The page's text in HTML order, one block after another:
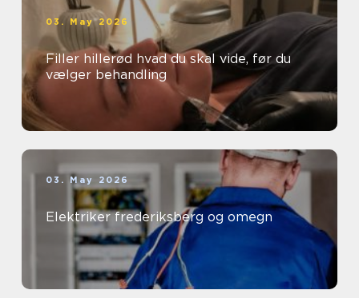
03. May 2026
Filler hillerød hvad du skal vide, før du
vælger behandling
03. May 2026
Elektriker frederiksberg og omegn